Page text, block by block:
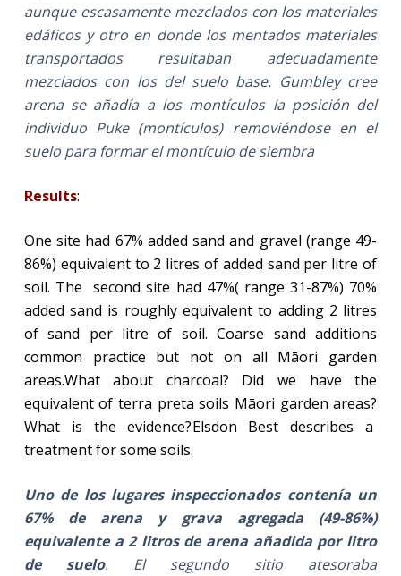
aunque escasamente mezclados con los materiales
edáficos y otro en donde los mentados materiales
transportados resultaban adecuadamente
mezclados con los del suelo base. Gumbley cree
arena se añadía a los montículos la posición del
individuo Puke (montículos) removiéndose en el
suelo para formar el montículo de siembra
Results:
One site had 67% added sand and gravel (range 49-
86%) equivalent to 2 litres of added sand per litre of
soil. The
second site had 47%( range 31-87%) 70%
added sand is roughly equivalent to adding 2 litres
of sand per litre of soil. Coarse sand additions
common practice but not on all Māori garden
areas.What about charcoal? Did we have the
equivalent of terra preta soils Māori garden areas?
What is the evidence?Elsdon Best describes a
treatment for some soils.
Uno de los lugares inspeccionados contenía un
67% de arena y grava agregada (49-86%)
equivalente a 2 litros de arena añadida por litro
de suelo. El segundo sitio atesoraba